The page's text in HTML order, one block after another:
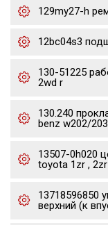
129my27-h
12bc04s3
130-51225
2wd r
130.240
benz w202/
13507-0h020
toyota 1zr ,
13718596850
верхний (к